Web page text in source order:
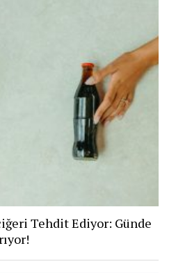
Tehdit Ediyor: Günde